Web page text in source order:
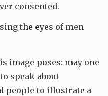
consented.
the eyes of men
image poses: may one
speak about
people to illustrate a